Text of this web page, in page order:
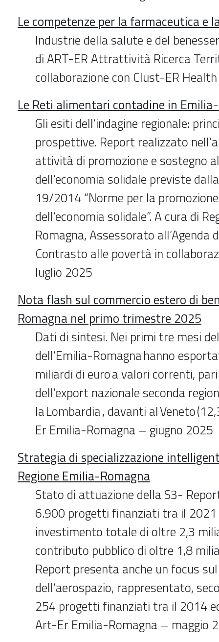
Le competenze per la farmaceutica e
Industrie della salute e del
di ART-ER Attrattività Ricerca
collaborazione con Clust-ER
Le Reti alimentari contadine in
Gli esiti dell’indagine regionale:
prospettive. Report realizzato
attività di promozione e sostegno
dell’economia solidale previste
19/2014 “Norme per la
dell’economia solidale”. A cura di
Romagna, Assessorato all’Agenda
Contrasto alle povertà in
luglio 2025
Nota flash sul commercio estero di
Romagna nel primo trimestre 2025
Dati di sintesi. Nei primi tre mesi
dell’Emilia-Romagna hanno
miliardi di euro a valori correnti, pari
dell’export nazionale seconda
la Lombardia , davanti al Veneto
Er Emilia-Romagna – giugno 2025
Strategia di specializzazione
Regione Emilia-Romagna
Stato di attuazione della S3-
6.900 progetti finanziati tra il 2021
investimento totale di oltre 2,3
contributo pubblico di oltre 1,8
Report presenta anche un focus
dell’aerospazio, rappresentato,
254 progetti finanziati tra il 2014
Art-Er Emilia-Romagna – maggio